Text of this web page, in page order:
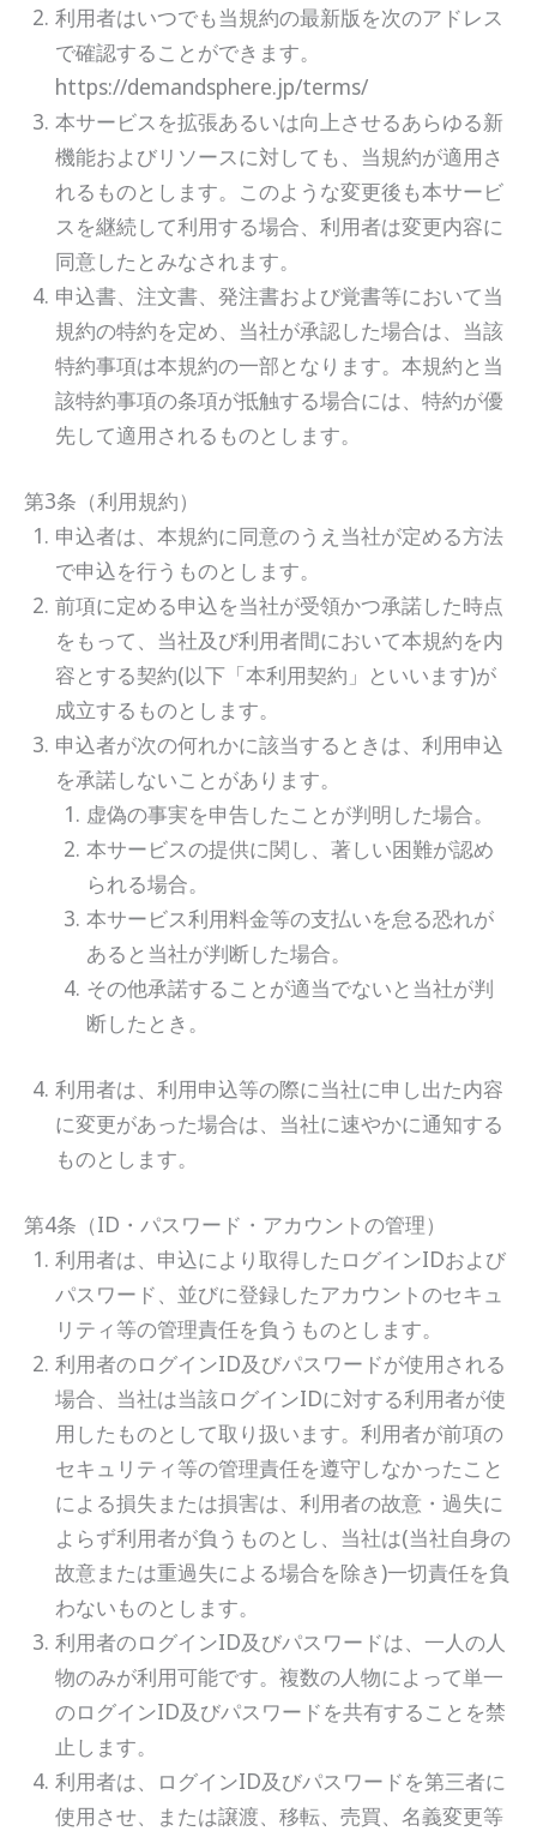
利用者はいつでも当規約の最新版を次のアドレス
で確認することができます。
https://demandsphere.jp/terms/
本サービスを拡張あるいは向上させるあらゆる新
機能およびリソースに対しても、当規約が適用さ
れるものとします。このような変更後も本サービ
スを継続して利用する場合、利用者は変更内容に
同意したとみなされます。
申込書、注文書、発注書および覚書等において当
規約の特約を定め、当社が承認した場合は、当該
特約事項は本規約の一部となります。本規約と当
該特約事項の条項が抵触する場合には、特約が優
先して適用されるものとします。
第3条（利用規約）
申込者は、本規約に同意のうえ当社が定める方法
で申込を行うものとします。
前項に定める申込を当社が受領かつ承諾した時点
をもって、当社及び利用者間において本規約を内
容とする契約(以下「本利用契約」といいます)が
成立するものとします。
申込者が次の何れかに該当するときは、利用申込
を承諾しないことがあります。
虚偽の事実を申告したことが判明した場合。
本サービスの提供に関し、著しい困難が認め
られる場合。
本サービス利用料金等の支払いを怠る恐れが
あると当社が判断した場合。
その他承諾することが適当でないと当社が判
断したとき。
利用者は、利用申込等の際に当社に申し出た内容
に変更があった場合は、当社に速やかに通知する
ものとします。
第4条（ID・パスワード・アカウントの管理）
利用者は、申込により取得したログインIDおよび
パスワード、並びに登録したアカウントのセキュ
リティ等の管理責任を負うものとします。
利用者のログインID及びパスワードが使用される
場合、当社は当該ログインIDに対する利用者が使
用したものとして取り扱います。利用者が前項の
セキュリティ等の管理責任を遵守しなかったこと
による損失または損害は、利用者の故意・過失に
よらず利用者が負うものとし、当社は(当社自身の
故意または重過失による場合を除き)一切責任を負
わないものとします。
利用者のログインID及びパスワードは、一人の人
物のみが利用可能です。複数の人物によって単一
のログインID及びパスワードを共有することを禁
止します。
利用者は、ログインID及びパスワードを第三者に
使用させ、または譲渡、移転、売買、名義変更等